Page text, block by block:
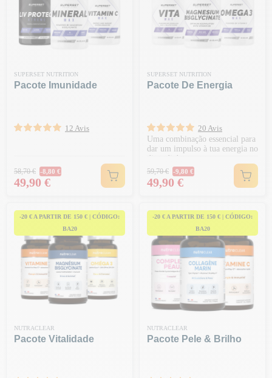
SUPERSET NUTRITION
Pacote Imunidade
12 Avis
Preço normal
58,70 € -8,80 €
Preço
49,90 €
SUPERSET NUTRITION
Pacote De Energia
20 Avis
Uma combinação essencial para
dar um impulso à tua energia no
dia a dia!
Preço normal
59,70 € -9,80 €
Preço
49,90 €
-20 € A PARTIR DE 150 € | CÓDIGO:
BA20
NUTRACLEAR
Pacote Vitalidade
-20 € A PARTIR DE 150 € | CÓDIGO:
BA20
NUTRACLEAR
Pacote Pele & Brilho